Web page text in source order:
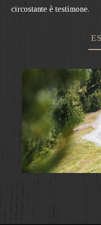
circostante è testimone.